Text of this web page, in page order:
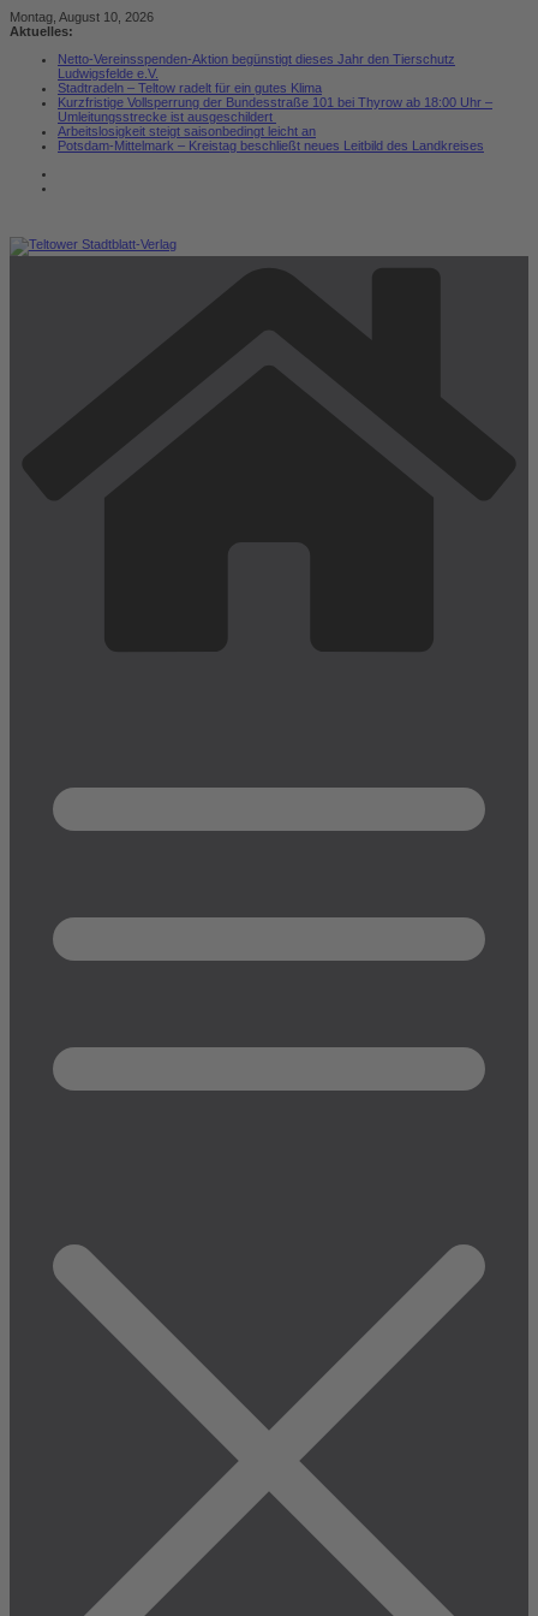
Zum
Inhalt
Montag, August 10, 2026
Aktuelles:
Netto-Vereinsspenden-Aktion begünstigt dieses Jahr den Tierschutz
Ludwigsfelde e.V.
Stadtradeln – Teltow radelt für ein gutes Klima
Kurzfristige Vollsperrung der Bundesstraße 101 bei Thyrow ab 18:00 Uhr –
Umleitungsstrecke ist ausgeschildert
Arbeitslosigkeit steigt saisonbedingt leicht an
Potsdam-Mittelmark – Kreistag beschließt neues Leitbild des Landkreises